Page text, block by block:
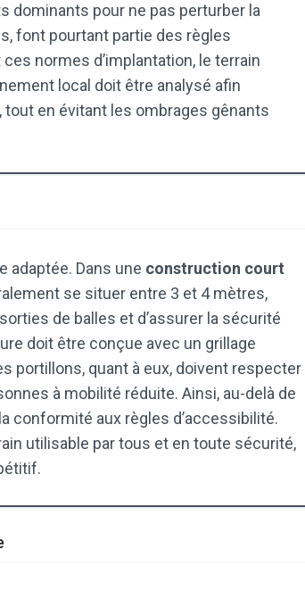
dominants pour ne pas perturber la
font pourtant partie des règles
normes d’implantation, le terrain
local doit être analysé afin
en évitant les ombrages gênants
adaptée. Dans une construction court
se situer entre 3 et 4 mètres,
de balles et d’assurer la sécurité
doit être conçue avec un grillage
portillons, quant à eux, doivent respecter
à mobilité réduite. Ainsi, au-delà de
conformité aux règles d’accessibilité.
utilisable par tous et en toute sécurité,